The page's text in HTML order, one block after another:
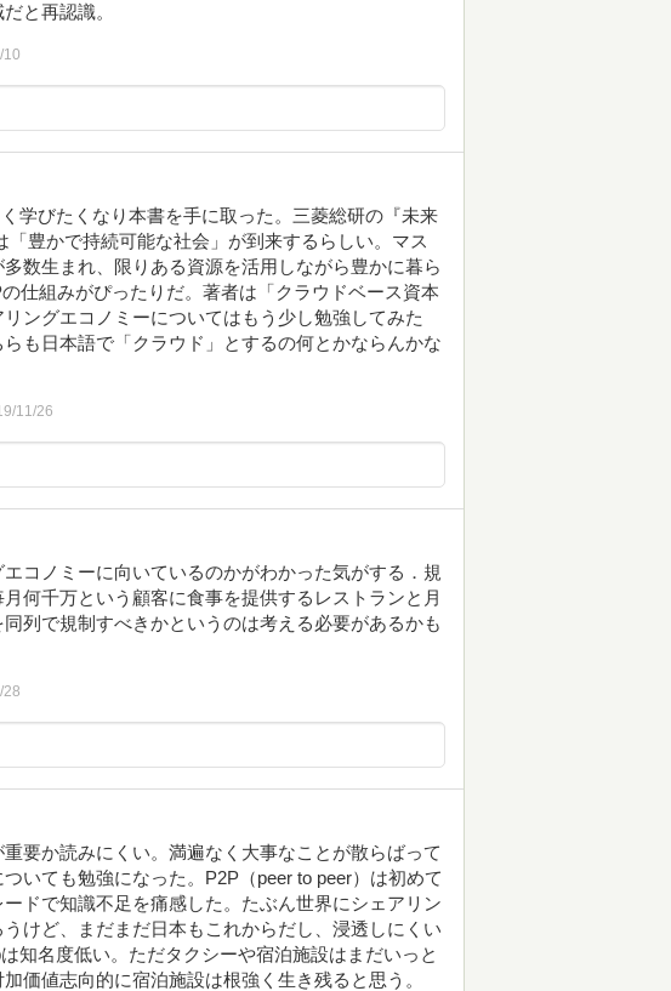
と再認識。
10
学びたくなり本書を手に取った。三菱総研の『未来
「豊かで持続可能な社会」が到来するらしい。マス
数生まれ、限りある資源を活用しながら豊かに暮ら
仕組みがぴったりだ。著者は「クラウドベース資本
ングエコノミーについてはもう少し勉強してみた
も日本語で「クラウド」とするの何とかならんかな
11/26
コノミーに向いているのかがわかった気がする．規
何千万という顧客に食事を提供するレストランと月
列で規制すべきかというのは考える必要があるかも
28
要か読みにくい。満遍なく大事なことが散らばって
いても勉強になった。P2P（peer to peer）は初めて
ドで知識不足を痛感した。たぶん世界にシェアリン
けど、まだまだ日本もこれからだし、浸透しにくい
知名度低い。ただタクシーや宿泊施設はまだいっと
価値志向的に宿泊施設は根強く生き残ると思う。